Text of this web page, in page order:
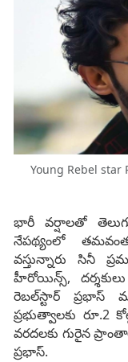
Young Rebel star
భారీ వర్షాలతో
నేపథ్యంలో
వస్తున్నారు సినీ
హీరోయిన్స్,
రెబల్‌స్టార్ ప్రభాస్
ప్రభుత్వాలకు
వరదలకు గురైన
ప్రభాస్.